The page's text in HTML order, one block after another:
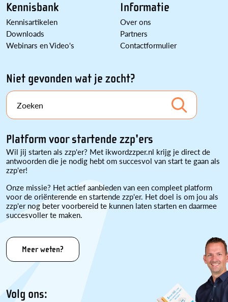
Kennisbank
Kennisartikelen
Downloads
Webinars en Video's
Informatie
Over ons
Partners
Contactformulier
Niet gevonden wat je zocht?
Zoeken
Platform voor startende zzp'ers
Wil jij starten als zzp'er? Met ikwordzzper.nl krijg je direct de
antwoorden die je nodig hebt om succesvol van start te gaan als
zzp'er!
Onze missie? Het actief aanbieden van een compleet platform
voor de oriënterende en startende zzp'er. Het doel is om jou als
zzp'er nog beter voorbereid te kunnen laten starten en daarmee
succesvoller te maken.
Meer weten?
Volg ons: